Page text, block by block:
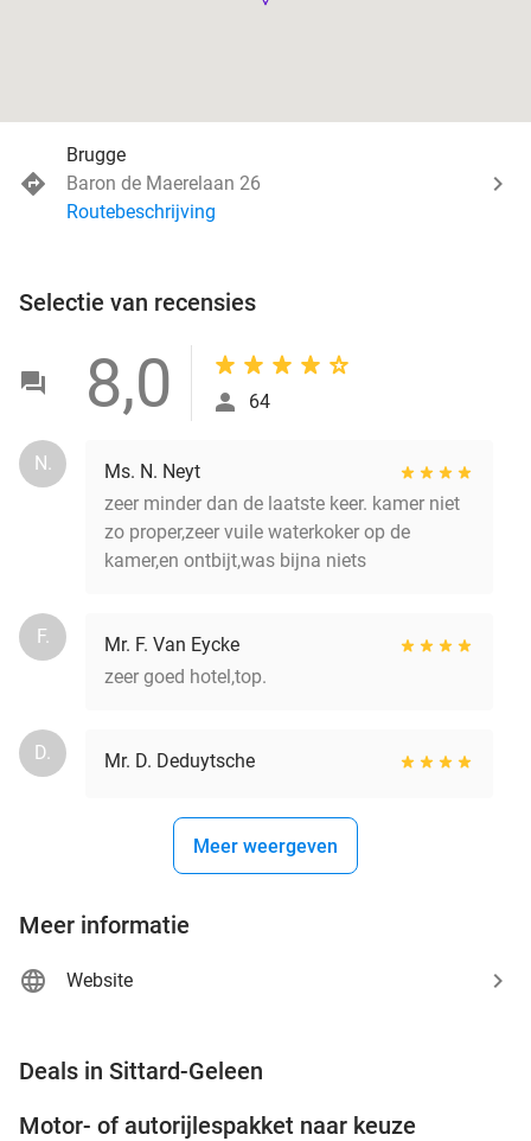
Brugge
Baron de Maerelaan 26
Routebeschrijving
Selectie van recensies
8,0 64
N.
Ms. N. Neyt
zeer minder dan de laatste keer. kamer niet
zo proper,zeer vuile waterkoker op de
kamer,en ontbijt,was bijna niets
F.
Mr. F. Van Eycke
zeer goed hotel,top.
D. Mr. D. Deduytsche
Meer weergeven
Meer informatie
Website
Deals in Sittard-Geleen
Motor- of autorijlespakket naar keuze